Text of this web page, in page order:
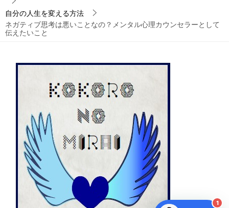
自分の人生を変える方法
ネガティブ思考は悪いことなの？メンタル心理カウンセラーとして
伝えたいこと
1